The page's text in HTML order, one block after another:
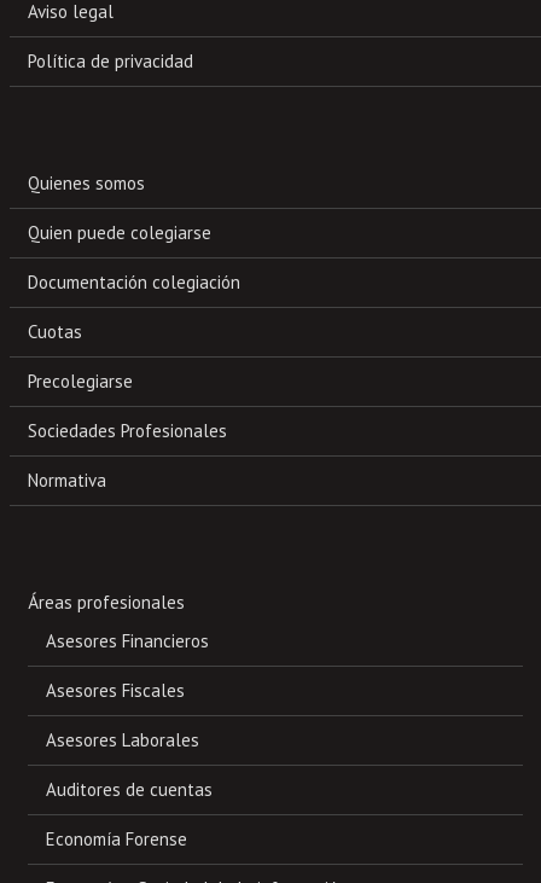
Aviso legal
Política de privacidad
Quienes somos
Quien puede colegiarse
Documentación colegiación
Cuotas
Precolegiarse
Sociedades Profesionales
Normativa
Áreas profesionales
Asesores Financieros
Asesores Fiscales
Asesores Laborales
Auditores de cuentas
Economía Forense